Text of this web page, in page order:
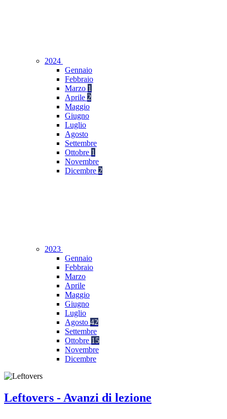
2024
Gennaio
Febbraio
Marzo 1
Aprile 2
Maggio
Giugno
Luglio
Agosto
Settembre
Ottobre 1
Novembre
Dicembre 2
2023
Gennaio
Febbraio
Marzo
Aprile
Maggio
Giugno
Luglio
Agosto 42
Settembre
Ottobre 15
Novembre
Dicembre
Leftovers - Avanzi di lezione